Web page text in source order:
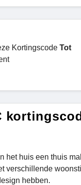
Kortingscode Tot
huis een thuis
verschillende
hebben.